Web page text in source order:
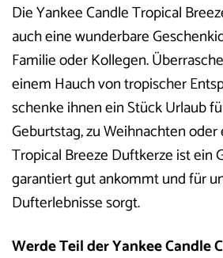
Die Yankee Candle Tropical
auch eine wunderbare
Familie oder Kollegen.
einem Hauch von tropischer
schenke ihnen ein Stück Urlaub
Geburtstag, zu Weihnachten oder
Tropical Breeze Duftkerze ist ein
garantiert gut ankommt und für
Dufterlebnisse sorgt.
Werde Teil der Yankee Candle